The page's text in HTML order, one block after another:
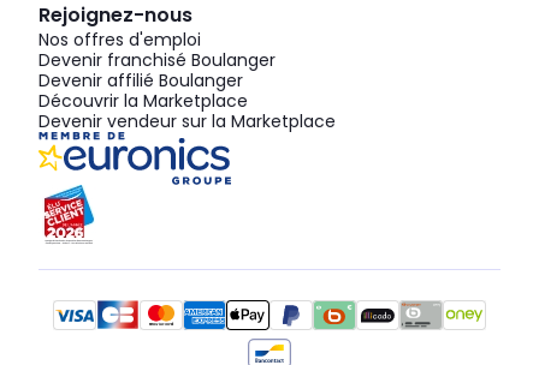
Rejoignez-nous
Nos offres d'emploi
Devenir franchisé Boulanger
Devenir affilié Boulanger
Découvrir la Marketplace
Devenir vendeur sur la Marketplace